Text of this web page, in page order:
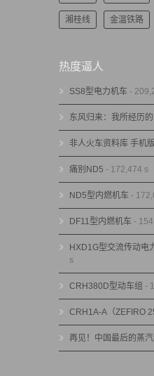
湘桂线 金温铁路
热度逼人
SS8型电力机车 -
东风归来：我所经历
非人火车资料库 手机版
痛别ND5 - 172,474 s
ND5型内燃机车 -
DF11型内燃机车 -
HXD1G型交流传动电
s
CRH380D型动车组 -
CRH1A-A（ZEFIRO
再见！中国最后的蒸